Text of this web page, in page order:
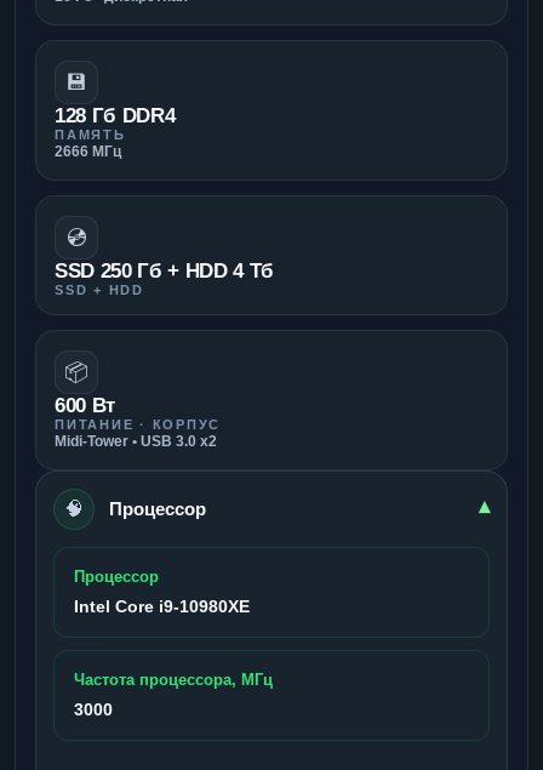
💾
128 Гб DDR4
ПАМЯТЬ
2666 МГц
💿
SSD 250 Гб + HDD 4 Тб
SSD + HDD
📦
600 Вт
ПИТАНИЕ · КОРПУС
Midi-Tower • USB 3.0 x2
🧠 Процессор ▾
Процессор
Intel Core i9-10980XE
Частота процессора, МГц
3000